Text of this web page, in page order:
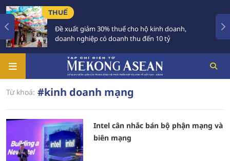
THUẾ
Đề xuất giảm 30% thuế cho hộ kinh doanh,
doanh nghiệp có doanh thu đến 10 tỷ
Từ khoá: #kinh doanh mạng
Intel cân nhắc bán bộ phận mạng và
biên mạng